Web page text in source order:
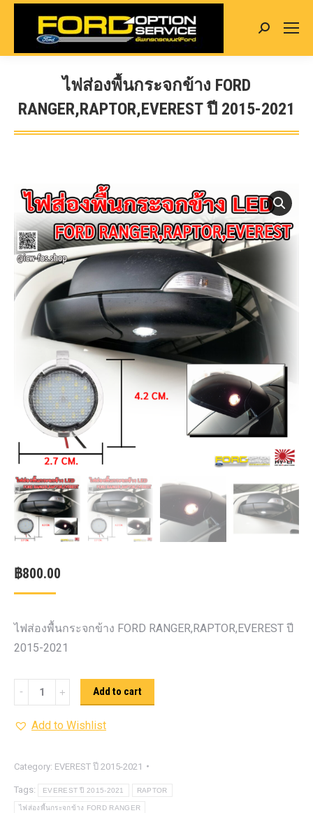
Search:
ไฟส่องพื้นกระจกข้าง FORD
RANGER,RAPTOR,EVEREST ปี 2015-2021
You are here:
฿800.00
ไฟส่องพื้นกระจกข้าง FORD RANGER,RAPTOR,EVEREST ปี
2015-2021
ส่อง
พื้น
ข้าง
FORD
RANGER,RAPTOR,EVEREST
Add to cart
Add to Wishlist
Category: EVEREST ปี 2015-2021
Tags: EVEREST ปี 2015-2021 RAPTOR
ไฟส่องพื้นกระจกข้าง FORD RANGER